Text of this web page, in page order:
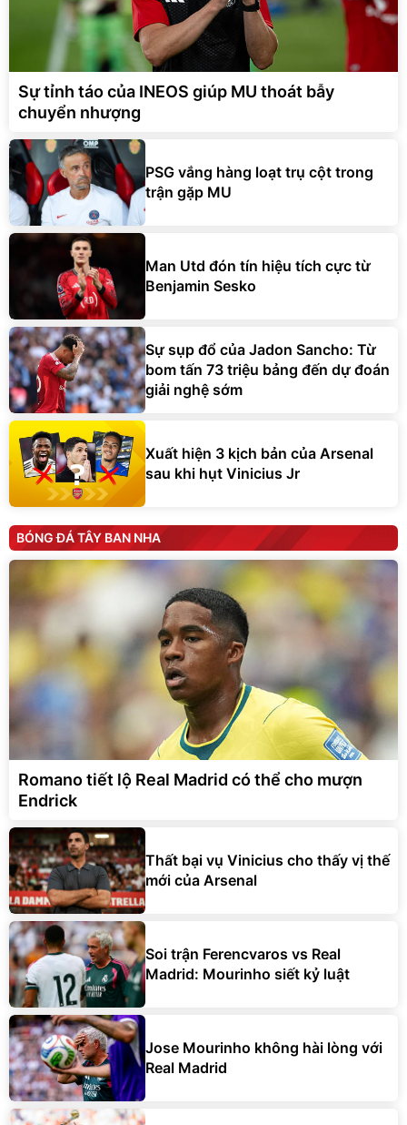
Sự tỉnh táo của INEOS giúp MU thoát bẫy
chuyển nhượng
PSG vắng hàng loạt trụ cột trong
trận gặp MU
Man Utd đón tín hiệu tích cực từ
Benjamin Sesko
Sự sụp đổ của Jadon Sancho: Từ
bom tấn 73 triệu bảng đến dự đoán
giải nghệ sớm
Xuất hiện 3 kịch bản của Arsenal
sau khi hụt Vinicius Jr
BÓNG ĐÁ TÂY BAN NHA
Romano tiết lộ Real Madrid có thể cho mượn
Endrick
Thất bại vụ Vinicius cho thấy vị thế
mới của Arsenal
Soi trận Ferencvaros vs Real
Madrid: Mourinho siết kỷ luật
Jose Mourinho không hài lòng với
Real Madrid